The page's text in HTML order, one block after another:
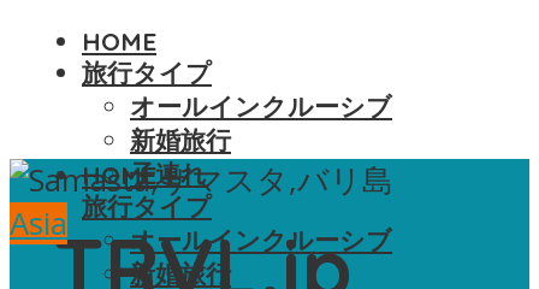
HOME
旅行タイプ
オールインクルーシブ
新婚旅行
子連れ
HOME
旅行タイプ
オールインクルーシブ
新婚旅行
Asia